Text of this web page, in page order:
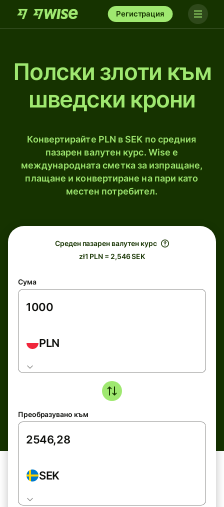
Регистрация
Полски злоти към
шведски крони
Конвертирайте PLN в SEK по средния
пазарен валутен курс. Wise е
международната сметка за изпращане,
плащане и конвертиране на пари като
местен потребител.
Среден пазарен валутен курс
zł1 PLN = 2,546 SEK
Сума
PLN
Преобразувано към
SEK